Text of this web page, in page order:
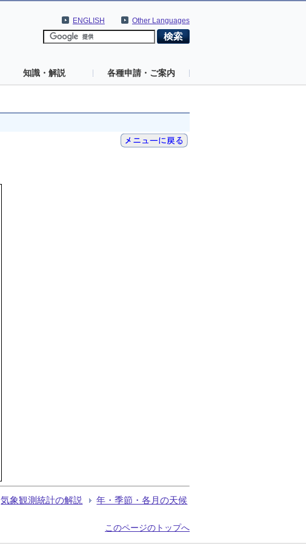
Other Languages
ENGLISH
知識・解説 各種申請・ご案内
気象観測統計の解説 年・季節・各月の天候
このページのトップへ